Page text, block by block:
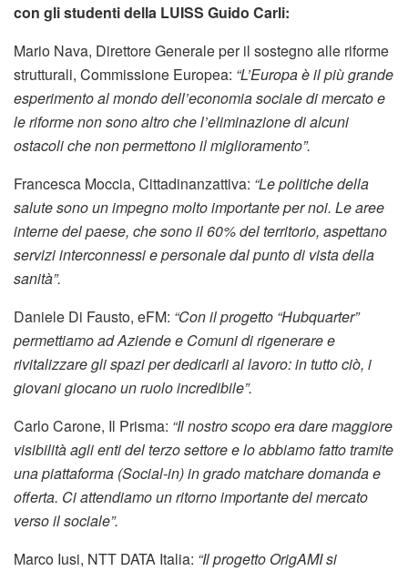
con gli studenti della LUISS Guido Carli:
Mario Nava, Direttore Generale per il sostegno alle riforme
strutturali, Commissione Europea: “L’Europa è il più grande
esperimento al mondo dell’economia sociale di mercato e
le riforme non sono altro che l’eliminazione di alcuni
ostacoli che non permettono il miglioramento”.
Francesca Moccia, Cittadinanzattiva: “Le politiche della
salute sono un impegno molto importante per noi. Le aree
interne del paese, che sono il 60% del territorio, aspettano
servizi interconnessi e personale dal punto di vista della
sanità”.
Daniele Di Fausto, eFM: “Con il progetto “Hubquarter”
permettiamo ad Aziende e Comuni di rigenerare e
rivitalizzare gli spazi per dedicarli al lavoro: in tutto ciò, i
giovani giocano un ruolo incredibile”.
Carlo Carone, Il Prisma: “Il nostro scopo era dare maggiore
visibilità agli enti del terzo settore e lo abbiamo fatto tramite
una piattaforma (Social-in) in grado matchare domanda e
offerta. Ci attendiamo un ritorno importante del mercato
verso il sociale”.
Marco Iusi, NTT DATA Italia: “Il progetto OrigAMI si